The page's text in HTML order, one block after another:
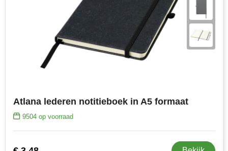
Atlana lederen notitieboek in A5 formaat
9504op voorraad